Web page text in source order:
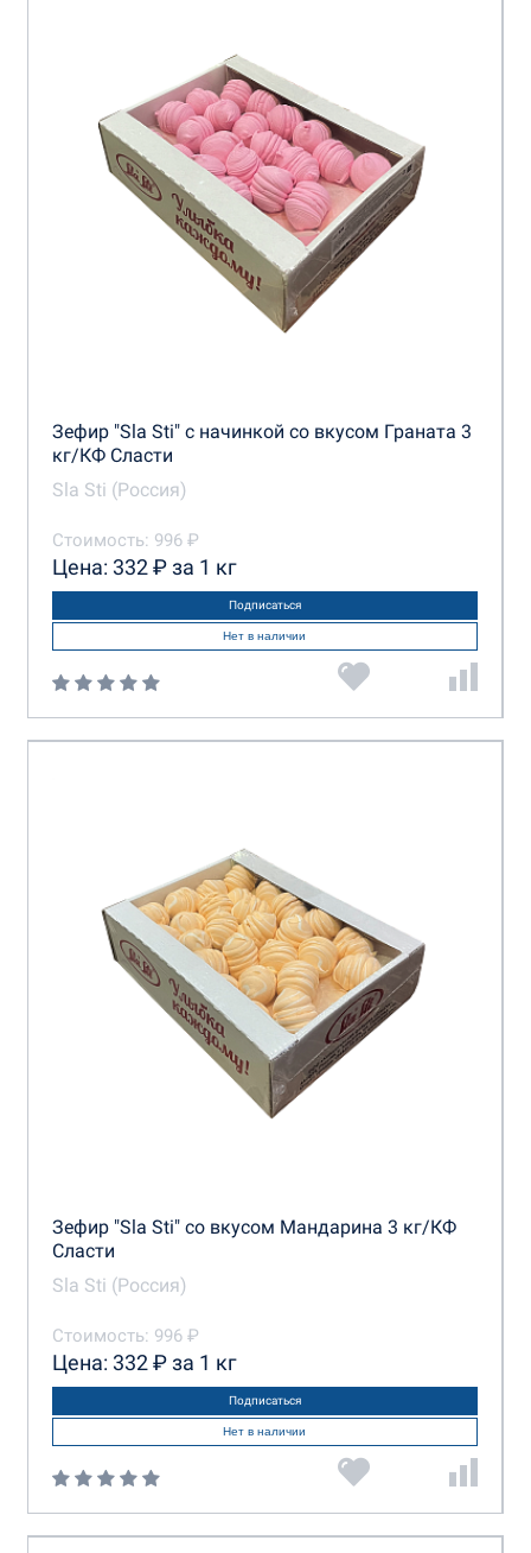
Зефир "Sla Sti" с начинкой со вкусом Граната 3
кг/КФ Сласти
Sla Sti (Россия)
Стоимость: 996 ₽
Цена: 332 ₽ за 1 кг
Подписаться
Нет в наличии
Зефир "Sla Sti" со вкусом Мандарина 3 кг/КФ
Сласти
Sla Sti (Россия)
Стоимость: 996 ₽
Цена: 332 ₽ за 1 кг
Подписаться
Нет в наличии